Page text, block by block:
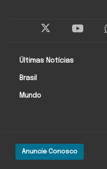
Anuncie Conosco
Últimas Notícias
Brasil
Mundo